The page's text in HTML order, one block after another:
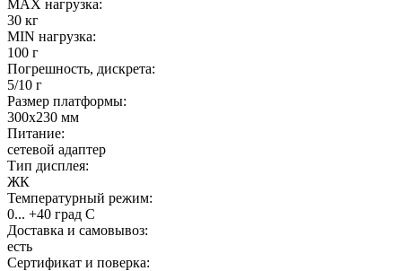
MAX нагрузка:
30 кг
MIN нагрузка:
100 г
Погрешность, дискрета:
5/10 г
Размер платформы:
300х230 мм
Питание:
сетевой адаптер
Тип дисплея:
ЖК
Температурный режим:
0... +40 град С
Доставка и самовывоз:
есть
Сертификат и поверка: